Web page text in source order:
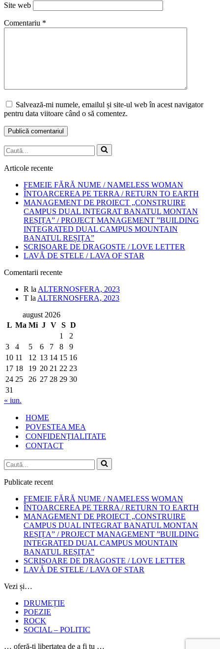
Site web
Comentariu *
Salvează-mi numele, emailul și site-ul web în acest navigator
pentru data viitoare când o să comentez.
Caută...
Articole recente
FEMEIE FĂRĂ NUME / NAMELESS WOMAN
ÎNTOARCEREA PE TERRA / RETURN TO EARTH
MANAGEMENT DE PROIECT „CONSTRUIRE
CAMPUS DUAL INTEGRAT BANATUL MONTAN
REȘIȚA” / PROJECT MANAGEMENT ”BUILDING
INTEGRATED DUAL CAMPUS MOUNTAIN
BANATUL REȘIȚA”
SCRISOARE DE DRAGOSTE / LOVE LETTER
LAVĂ DE STELE / LAVA OF STAR
Comentarii recente
R la ALTERNOSFERA, 2023
T la ALTERNOSFERA, 2023
august 2026
L Ma Mi J V S D
1
2
3
4 5 6 7 8
9
10 11 12 13 14 15 16
17 18 19 20 21 22 23
24 25 26 27 28 29 30
31
« iun.
HOME
POVESTEA MEA
CONFIDENȚIALITATE
CONTACT
Caută...
Publicate recent
FEMEIE FĂRĂ NUME / NAMELESS WOMAN
ÎNTOARCEREA PE TERRA / RETURN TO EARTH
MANAGEMENT DE PROIECT „CONSTRUIRE
CAMPUS DUAL INTEGRAT BANATUL MONTAN
REȘIȚA” / PROJECT MANAGEMENT ”BUILDING
INTEGRATED DUAL CAMPUS MOUNTAIN
BANATUL REȘIȚA”
SCRISOARE DE DRAGOSTE / LOVE LETTER
LAVĂ DE STELE / LAVA OF STAR
Vezi și…
DRUMEȚIE
POEZIE
ROCK
SOCIAL – POLITIC
… oferă-ți libertatea de a fi tu …